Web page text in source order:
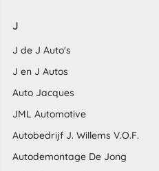
J
J de J Auto's
J en J Autos
Auto Jacques
JML Automotive
Autobedrijf J. Willems V.O.F.
Autodemontage De Jong